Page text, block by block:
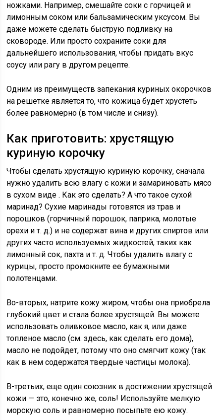
ножками. Например, смешайте соки с горчицей и
лимонным соком или бальзамическим уксусом. Вы
даже можете сделать быструю подливку на
сковороде. Или просто сохраните соки для
дальнейшего использования, чтобы придать вкус
соусу или рагу в другом рецепте.
Одним из преимуществ запекания куриных окорочков
на решетке является то, что кожица будет хрустеть
более равномерно (в том числе и снизу).
Как приготовить: хрустящую
куриную корочку
Чтобы сделать хрустящую куриную корочку, сначала
нужноудалить всю влагу с кожи изамариновать мясо
в сухом виде . Как это сделать? А что такое сухой
маринад? Сухие маринады готовятся из трав и
порошков (горчичный порошок, паприка, молотые
орехи и т. д.) и не содержат вина и других спиртов или
других часто используемых жидкостей, таких как
лимонный сок, пахта и т. д. Чтобы удалить влагу с
курицы, просто промокните ее бумажными
полотенцами.
Во-вторых, натрите кожу жиром, чтобы она приобрела
глубокий цвет и стала более хрустящей. Вы можете
использовать оливковое масло, как я, или даже
топленое масло (см. здесь, как сделать его дома),
масло не подойдет, потому что оно смягчит кожу (так
как в нем содержатся твердые частицы молока).
В-третьих, еще один союзник в достижении хрустящей
кожи — это, конечно же, соль! Используйте мелкую
морскую соль и равномерно посыпьте ею кожу.